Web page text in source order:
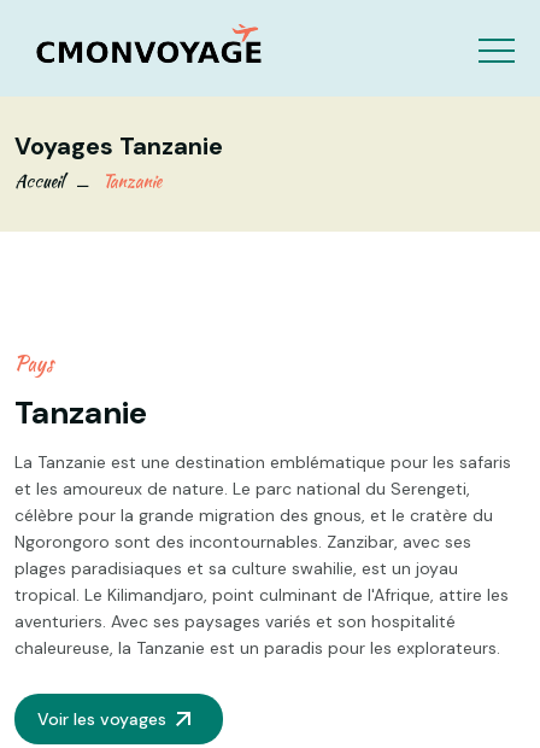
Voyages Tanzanie
Accueil Tanzanie
Pays
Tanzanie
La Tanzanie est une destination emblématique pour les safaris
et les amoureux de nature. Le parc national du Serengeti,
célèbre pour la grande migration des gnous, et le cratère du
Ngorongoro sont des incontournables. Zanzibar, avec ses
plages paradisiaques et sa culture swahilie, est un joyau
tropical. Le Kilimandjaro, point culminant de l'Afrique, attire les
aventuriers. Avec ses paysages variés et son hospitalité
chaleureuse, la Tanzanie est un paradis pour les explorateurs.
Voir les voyages